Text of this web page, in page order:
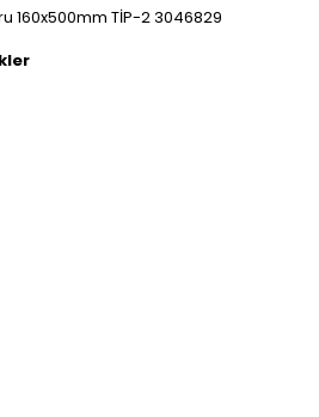
160x500mm TİP-2 3046829